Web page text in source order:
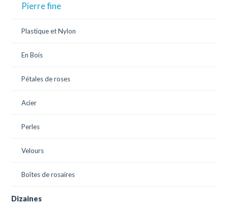
Pierre fine
Plastique et Nylon
En Bois
Pétales de roses
Acier
Perles
Velours
Boîtes de rosaires
Dizaines